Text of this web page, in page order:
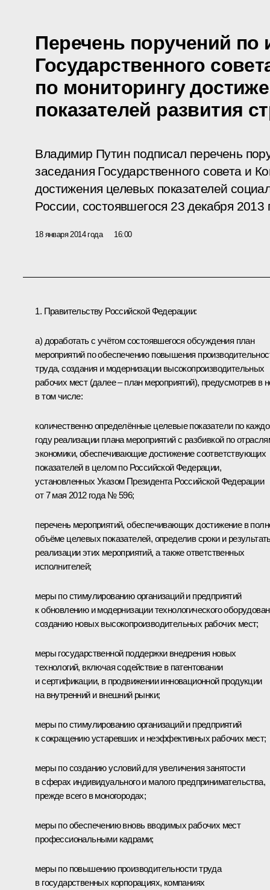
Перечень поручений по
Государственного
по мониторингу
показателей развития
Владимир Путин подписал перечень
заседания Государственного совета и
достижения целевых показателей
России, состоявшегося 23 декабря 2013
18 января 2014 года 16:00
1. Правительству Российской Федерации:
а) доработать с учётом состоявшегося обсуждения план
мероприятий по обеспечению повышения
труда, создания и модернизации высокопроизводительных
рабочих мест (далее – план мероприятий), предусмотрев в
в том числе:
количественно определённые целевые показатели по
году реализации плана мероприятий с разбивкой по
экономики, обеспечивающие достижение соответствующих
показателей в целом по Российской Федерации,
установленных Указом Президента Российской Федерации
от 7 мая 2012 года № 596;
перечень мероприятий, обеспечивающих достижение в
объёме целевых показателей, определив сроки и
реализации этих мероприятий, а также ответственных
исполнителей;
меры по стимулированию организаций и предприятий
к обновлению и модернизации технологического
созданию новых высокопроизводительных рабочих мест;
меры государственной поддержки внедрения новых
технологий, включая содействие в патентовании
и сертификации, в продвижении инновационной продукции
на внутренний и внешний рынки;
меры по стимулированию организаций и предприятий
к сокращению устаревших и неэффективных рабочих мест;
меры по созданию условий для увеличения занятости
в сферах индивидуального и малого предпринимательства,
прежде всего в моногородах;
меры по обеспечению вновь вводимых рабочих мест
профессиональными кадрами;
меры по повышению производительности труда
в государственных корпорациях, компаниях